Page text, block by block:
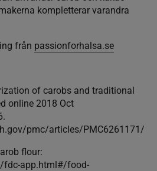
kompletterar varandra
från passionforhalsa.se
of carobs and traditional
online 2018 Oct
pmc/articles/PMC6261171/
flour:
fdc-app.html#/food-